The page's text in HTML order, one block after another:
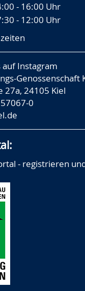
- 16:00 Uhr
- 12:00 Uhr
aufInstagram
Genossenschaft
27a, 24105 Kiel
0
- registrieren